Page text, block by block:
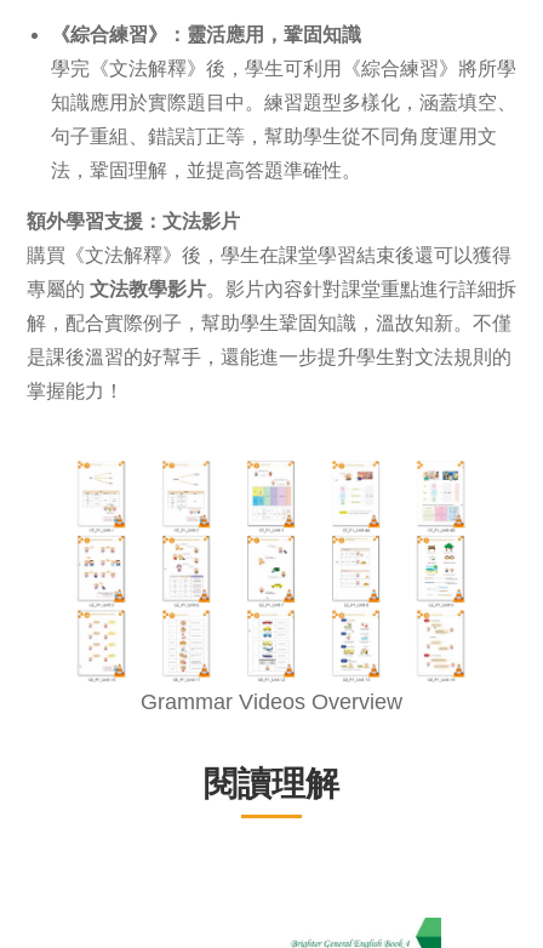
《綜合練習》：靈活應用，鞏固知識
學完《文法解釋》後，學生可利用《綜合練習》將所學
知識應用於實際題目中。練習題型多樣化，涵蓋填空、
句子重組、錯誤訂正等，幫助學生從不同角度運用文
法，鞏固理解，並提高答題準確性。
額外學習支援：文法影片
購買《文法解釋》後，學生在課堂學習結束後還可以獲得
專屬的 文法教學影片。影片內容針對課堂重點進行詳細拆
解，配合實際例子，幫助學生鞏固知識，溫故知新。不僅
是課後溫習的好幫手，還能進一步提升學生對文法規則的
掌握能力！
Grammar Videos Overview
閱讀理解